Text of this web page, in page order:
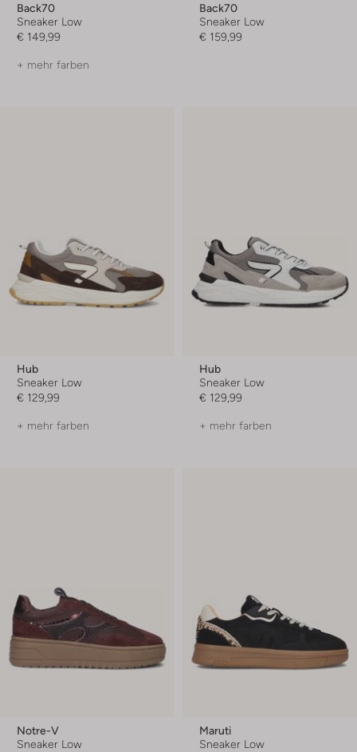
Back70
Sneaker Low
€ 149,99
+ mehr farben
Back70
Sneaker Low
€ 159,99
Hub
Sneaker Low
€ 129,99
+ mehr farben
Hub
Sneaker Low
€ 129,99
+ mehr farben
Notre-V
Sneaker Low
Maruti
Sneaker Low